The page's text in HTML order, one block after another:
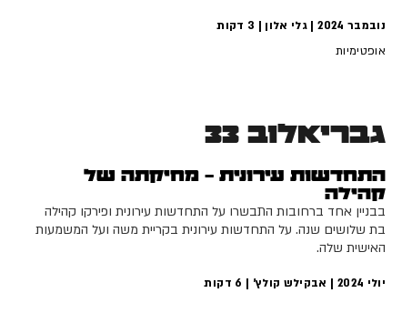
נובמבר 2024 | גלי אלון | 3 דקות
אופטימיות
גבריאלוב 33
התחדשות עירונית - מחיקתה של
קהילה
בבניין אחד ברחובות התבשרו על התחדשות עירונית ופירקו קהילה
בת שלושים שנה. על התחדשות עירונית בקריית משה ועל המשמעות
האישית שלה.
יולי 2024 | אבקילש קולץ' | 6 דקות